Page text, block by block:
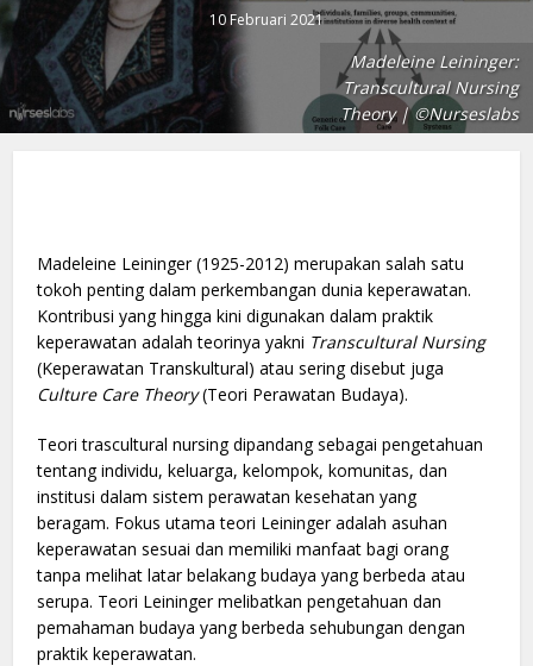
10 Februari 2021
Madeleine Leininger:
Transcultural Nursing
Theory | ©Nurseslabs
Madeleine Leininger (1925-2012) merupakan salah satu
tokoh penting dalam perkembangan dunia keperawatan.
Kontribusi yang hingga kini digunakan dalam praktik
keperawatan adalah teorinya yakni Transcultural Nursing
(Keperawatan Transkultural) atau sering disebut juga
Culture Care Theory(Teori Perawatan Budaya).
Teori trascultural nursing dipandang sebagai pengetahuan
tentang individu, keluarga, kelompok, komunitas, dan
institusi dalam sistem perawatan kesehatan yang
beragam. Fokus utama teori Leininger adalah asuhan
keperawatan sesuai dan memiliki manfaat bagi orang
tanpa melihat latar belakang budaya yang berbeda atau
serupa. Teori Leininger melibatkan pengetahuan dan
pemahaman budaya yang berbeda sehubungan dengan
praktik keperawatan.